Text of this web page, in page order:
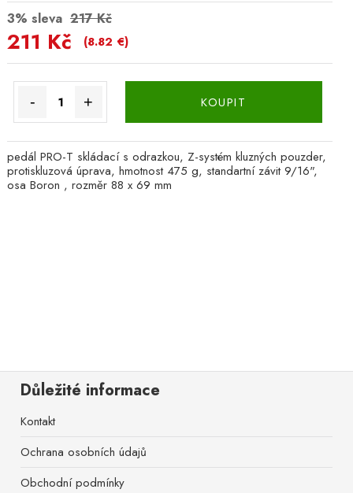
3% sleva 217 Kč
211 Kč (8.82 €)
- + KOUPIT
pedál PRO-T skládací s odrazkou, Z-systém kluzných pouzder,
protiskluzová úprava, hmotnost 475 g, standartní závit 9/16",
osa Boron , rozměr 88 x 69 mm
Důležité informace
Kontakt
Ochrana osobních údajů
Obchodní podmínky